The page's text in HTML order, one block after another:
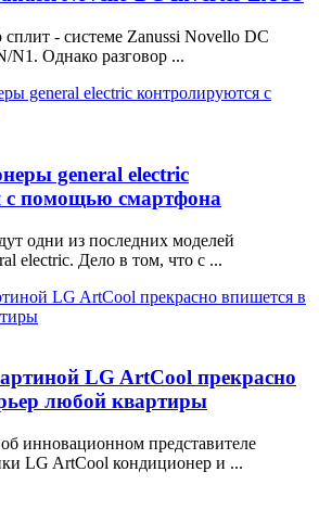
- системе Zanussi Novello DC
N1. Однако разговор ...
general electric
с помощью смартфона
одни из последних моделей
electric. Дело в том, что с ...
LG ArtCool прекрасно
любой квартиры
инновационном представителе
LG ArtCool кондиционер и ...